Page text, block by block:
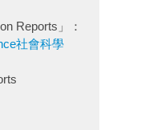
Reports」：
社會科學